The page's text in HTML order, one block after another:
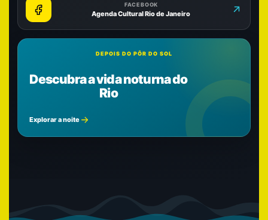
FACEBOOK
Agenda Cultural Rio de Janeiro
DEPOIS DO PÔR DO SOL
Descubra a vida noturna do
Rio
Explorar a noite